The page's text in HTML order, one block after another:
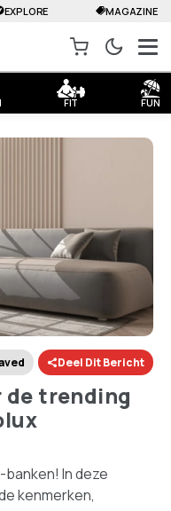
FIT FUN
EXPLORE MAGAZINE
Deel Dit Bericht
trending
In deze
kenmerken,